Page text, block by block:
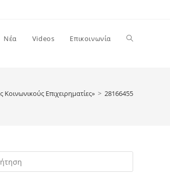
Νέα Videos Επικοινωνία Toggle
Επιχειρηματίες» >
Escape